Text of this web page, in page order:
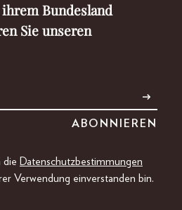
Bundesland
Sie unseren
die Datenschutzbestimmungen
Verwendung einverstanden bin.